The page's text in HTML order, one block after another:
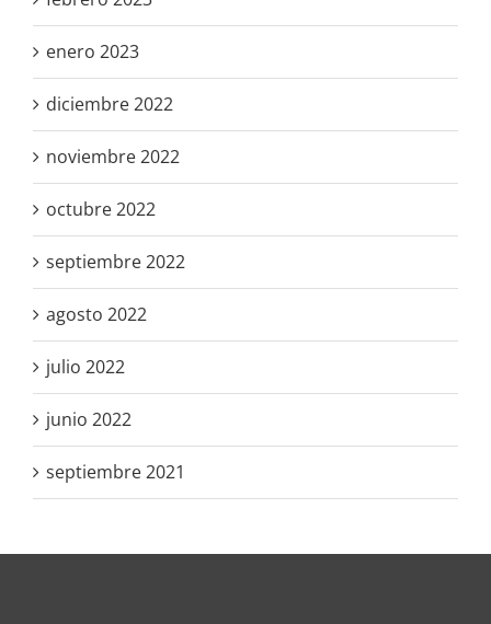
enero 2023
diciembre 2022
noviembre 2022
octubre 2022
septiembre 2022
agosto 2022
julio 2022
junio 2022
septiembre 2021